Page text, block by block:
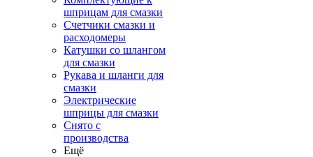
шприцам для смазки
Счетчики смазки и
расходомеры
Катушки со шлангом
для смазки
Рукава и шланги для
смазки
Электрические
шприцы для смазки
Снято с
производства
Ещё